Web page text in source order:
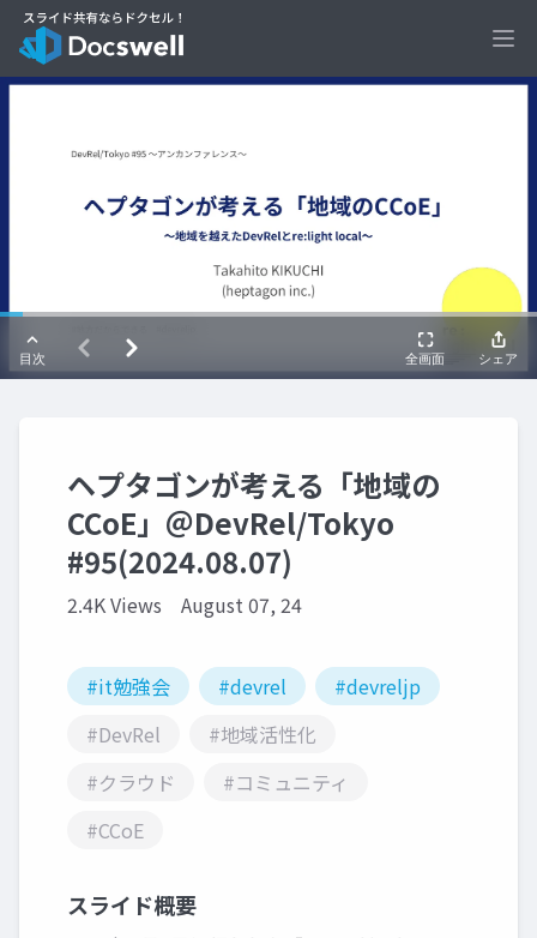
ヘプタゴンが考える「地域の
CCoE」＠DevRel/Tokyo
#95(2024.08.07)
2.4K Views August 07, 24
#it勉強会 #devrel
#devreljp
#DevRel
#地域活性化
#クラウド
#コミュニティ
#CCoE
スライド概要